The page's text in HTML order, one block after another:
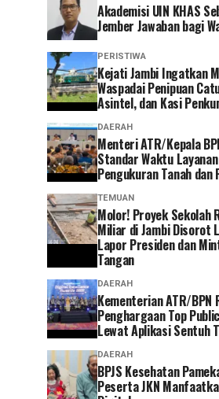
Akademisi UIN KHAS
Jember Jawaban bagi
PERISTIWA
‎Kejati Jambi Ingatkan
Waspadai Penipuan
Asintel, dan Kasi
DAERAH
Menteri ATR/Kepala
Standar Waktu
Pengukuran Tanah dan
TEMUAN
Molor! Proyek Sekolah
Miliar di Jambi Disorot
Lapor Presiden dan
Tangan
DAERAH
Kementerian ATR/BPN
Penghargaan Top
Lewat Aplikasi Sentuh
DAERAH
BPJS Kesehatan
Peserta JKN